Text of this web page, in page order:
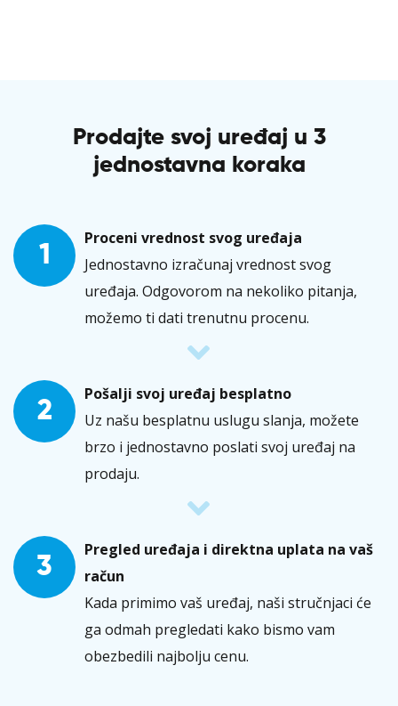
Prodajte svoj uređaj u 3
jednostavna koraka
1
Proceni vrednost svog uređaja
Jednostavno izračunaj vrednost svog
uređaja. Odgovorom na nekoliko pitanja,
možemo ti dati trenutnu procenu.
2
Pošalji svoj uređaj besplatno
Uz našu besplatnu uslugu slanja, možete
brzo i jednostavno poslati svoj uređaj na
prodaju.
3
Pregled uređaja i direktna uplata na vaš
račun
Kada primimo vaš uređaj, naši stručnjaci će
ga odmah pregledati kako bismo vam
obezbedili najbolju cenu.